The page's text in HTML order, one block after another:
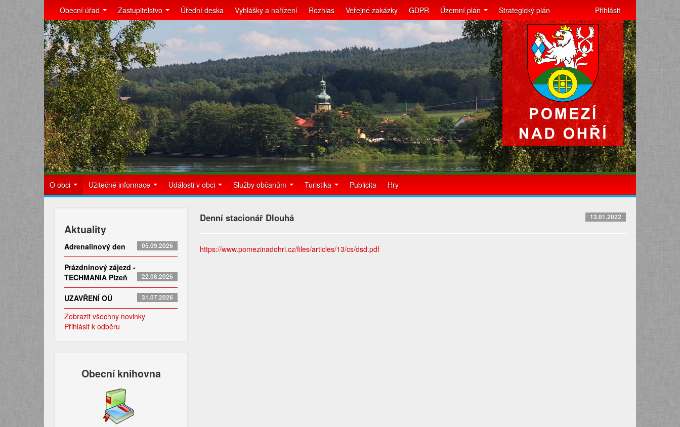
Obecní úřad Zastupitelstvo Úřední deska Vyhlášky a nařízení Rozhlas Veřejné zakázky GDPR Územní plán Strategický plán Přihlásit
O obci Užitečné informace Události v obci Služby občanům Turistika Publicita Hry
Aktuality
Adrenalinový den 05.09.2026
Prázdninový zájezd -
TECHMANIA Plzeň
22.08.2026
UZAVŘENÍ OÚ 31.07.2026
Zobrazit všechny novinky
Přihlásit k odběru
Obecní knihovna
Denní stacionář Dlouhá 13.01.2022
https://www.pomezinadohri.cz/files/articles/13/cs/dsd.pdf